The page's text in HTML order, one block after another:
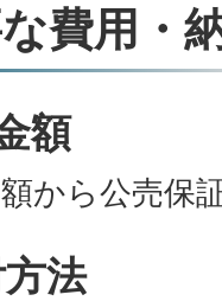
費用・
額
から公売保
法